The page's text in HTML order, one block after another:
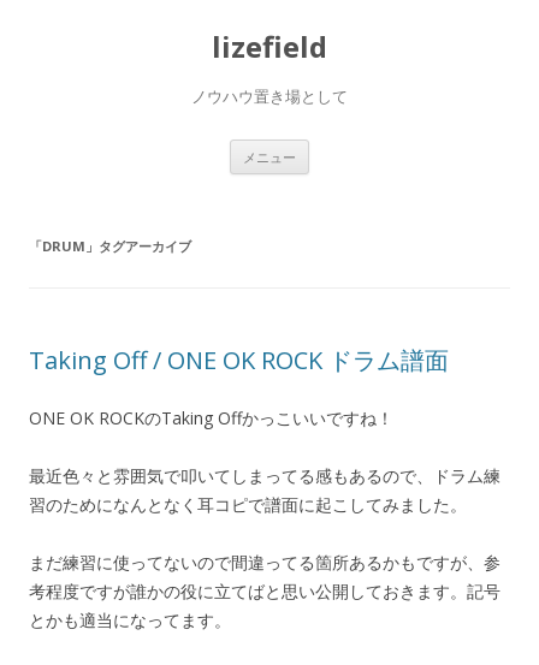
lizefield
ノウハウ置き場として
メニュー
「DRUM 」タグアーカイブ
Taking Off / ONE OK ROCK ドラム譜面
ONE OK ROCKのTaking Offかっこいいですね！
最近色々と雰囲気で叩いてしまってる感もあるので、ドラム練
習のためになんとなく耳コピで譜面に起こしてみました。
まだ練習に使ってないので間違ってる箇所あるかもですが、参
考程度ですが誰かの役に立てばと思い公開しておきます。記号
とかも適当になってます。